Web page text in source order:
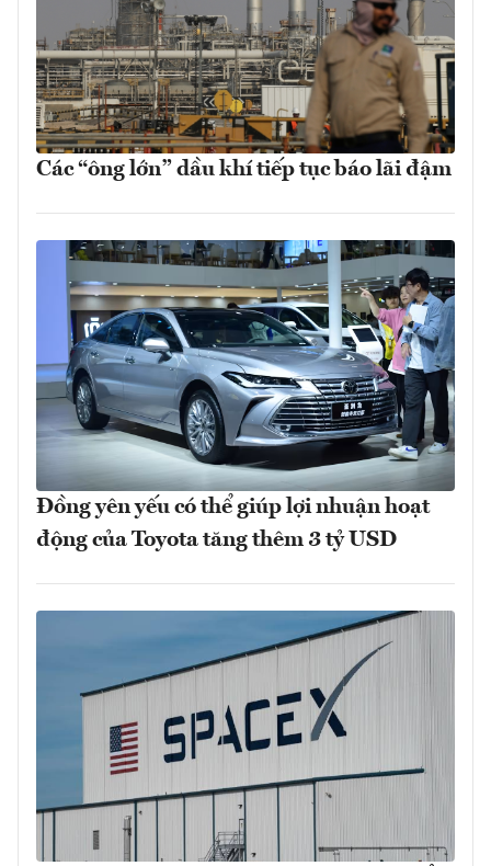
Các “ông lớn” dầu khí tiếp tục báo lãi đậm
Đồng yên yếu có thể giúp lợi nhuận hoạt
động của Toyota tăng thêm 3 tỷ USD